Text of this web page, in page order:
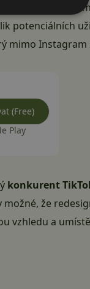
i uživatele
potenciálních
mimo Instagram
(Free)
Play
konkurent
možné, že
vzhledu a